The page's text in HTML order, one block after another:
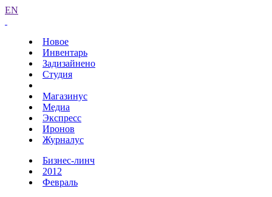
EN
Новое
Инвентарь
Задизайнено
Студия
Магазинус
Медиа
Экспресс
Иронов
Журналус
Бизнес-линч
2012
Февраль